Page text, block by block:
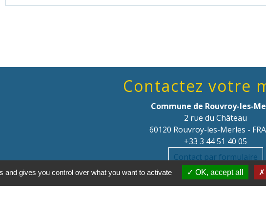
Contactez votre
Commune de Rouvroy-les-
2 rue du Château
60120 Rouvroy-les-Merles -
+33 3 44 51 40 05
Contact par formulaire
and gives you control over what you want to activate OK, accept all